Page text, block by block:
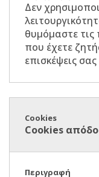
Δεν
θυμόμαστε τις
που έχετε
επισκέψεις
Cookies